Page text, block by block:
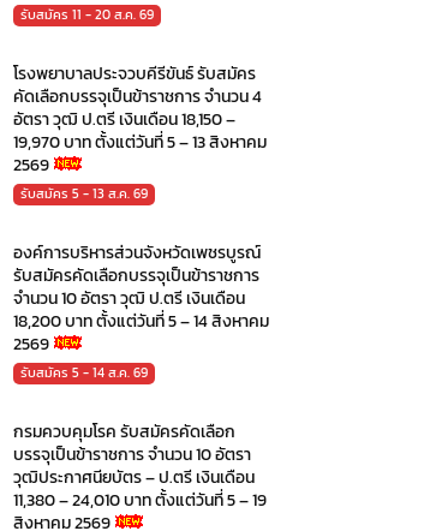
รับสมัคร 11 - 20 ส.ค. 69
โรงพยาบาลประจวบคีรีขันธ์ รับสมัคร
คัดเลือกบรรจุเป็นข้าราชการ จำนวน 4
อัตรา วุฒิ ป.ตรี เงินเดือน 18,150 –
19,970 บาท ตั้งแต่วันที่ 5 – 13 สิงหาคม
2569
รับสมัคร 5 - 13 ส.ค. 69
องค์การบริหารส่วนจังหวัดเพชรบูรณ์
รับสมัครคัดเลือกบรรจุเป็นข้าราชการ
จำนวน 10 อัตรา วุฒิ ป.ตรี เงินเดือน
18,200 บาท ตั้งแต่วันที่ 5 – 14 สิงหาคม
2569
รับสมัคร 5 - 14 ส.ค. 69
กรมควบคุมโรค รับสมัครคัดเลือก
บรรจุเป็นข้าราชการ จำนวน 10 อัตรา
วุฒิประกาศนียบัตร – ป.ตรี เงินเดือน
11,380 – 24,010 บาท ตั้งแต่วันที่ 5 – 19
สิงหาคม 2569